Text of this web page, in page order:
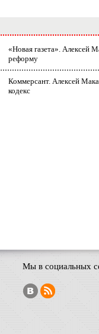
«Новая газета». Алексей
реформу
Коммерсант. Алексей
кодекс
Мы в социальных